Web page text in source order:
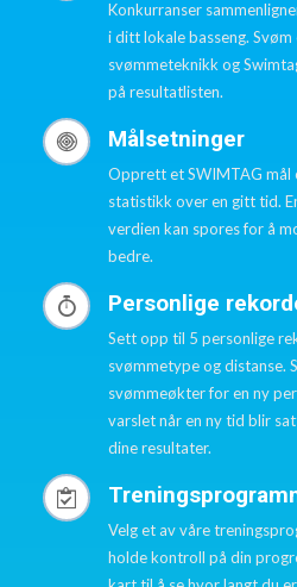
Konkurranser
i ditt lokale basseng.
svømmeteknikk og
på resultatlisten.
Målsetninger
Opprett et SWIMTAG mål
statistikk over en gitt tid.
verdien kan spores for å
bedre.
Personlige
Sett opp til 5 personlige
svømmetype og distanse.
svømmeøkter for en ny
varslet når en ny tid blir
dine resultater.
Velg et av våre
holde kontroll på din